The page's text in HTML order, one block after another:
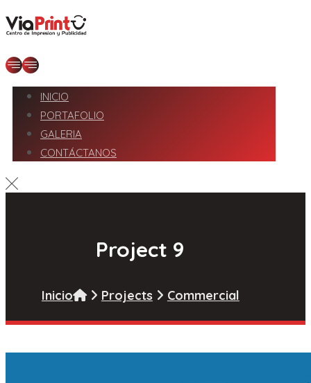
INICIO
PORTAFOLIO
GALERIA
CONTÁCTANOS
Project 9
Inicio Projects Commercial